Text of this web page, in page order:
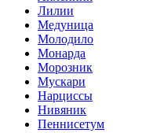
Лилии
Медуница
Молодило
Монарда
Морозник
Мускари
Нарциссы
Нивяник
Пеннисетум